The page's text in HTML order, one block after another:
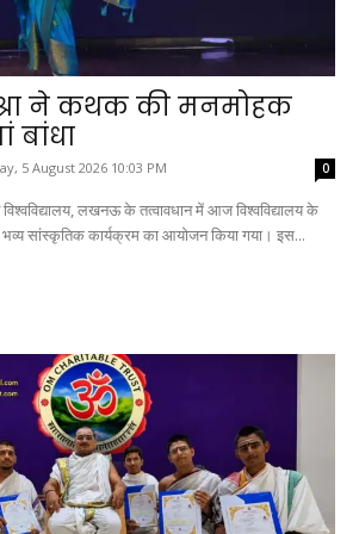
ने कथक की मनमोहक
बांधा
5 August 2026 10:03 PM 0
लखनऊ के तत्वावधान में आज विश्वविद्यालय के
सांस्कृतिक कार्यक्रम का आयोजन किया गया। इस...